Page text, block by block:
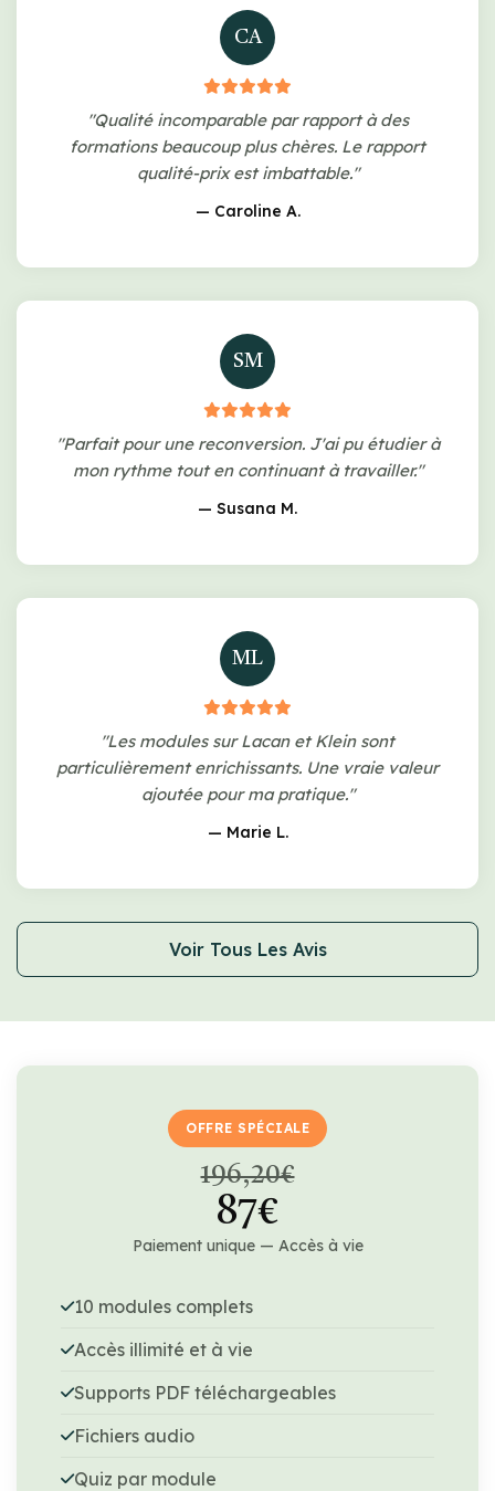
CA
"Qualité incomparable par rapport à des
formations beaucoup plus chères. Le rapport
qualité-prix est imbattable."
— Caroline A.
SM
"Parfait pour une reconversion. J'ai pu étudier à
mon rythme tout en continuant à travailler."
— Susana M.
ML
"Les modules sur Lacan et Klein sont
particulièrement enrichissants. Une vraie valeur
ajoutée pour ma pratique."
— Marie L.
Voir Tous Les Avis
OFFRE SPÉCIALE
196,20€
87€
Paiement unique — Accès à vie
10 modules complets
Accès illimité et à vie
Supports PDF téléchargeables
Fichiers audio
Quiz par module